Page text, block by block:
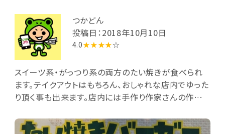
つかどん
投稿日：2018年10月10日
4.0★★★★☆
スイーツ系・がっつり系の両方のたい焼きが食べられ
ます。テイクアウトはもちろん、おしゃれな店内でゆった
り頂く事も出来ます。店内には手作り作家さんの作品